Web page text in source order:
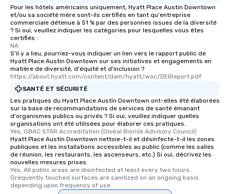
Pour les hôtels américains uniquement, Hyatt Place Austin Downtown
et/ou sa société mère sont-ils certifiés en tant qu'entreprise
commerciale détenue à 51 % par des personnes issues de la diversité
? Si oui, veuillez indiquer les catégories pour lesquelles vous êtes
certifiés :
NA
S'il y a lieu, pourriez-vous indiquer un lien vers le rapport public de
Hyatt Place Austin Downtown sur ses initiatives et engagements en
matière de diversité, d'équité et d'inclusion ?
https://about.hyatt.com/content/dam/hyatt/woc/DEIReport.pdf
SANTÉ ET SÉCURITÉ
Les pratiques du Hyatt Place Austin Downtown ont-elles été élaborées
sur la base de recommandations de services de santé émanant
d'organismes publics ou privés ? Si oui, veuillez indiquer quelles
organisations ont été utilisées pour élaborer ces pratiques.
Yes, GBAC STAR Accreditation (Global Biorisk Advisory Council)
Hyatt Place Austin Downtown nettoie-t-il et désinfecte-t-il les zones
publiques et les installations accessibles au public (comme les salles
de réunion, les restaurants, les ascenseurs, etc.) Si oui, décrivez les
nouvelles mesures prises.
Yes, All public areas are disinfected at least every two hours.
Grequently touched surfaces are sanitized on an ongoing basis
depending upon frequency of use.